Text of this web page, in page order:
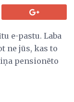
e-pastu. Laba
ne jūs, kas to
pensionēto